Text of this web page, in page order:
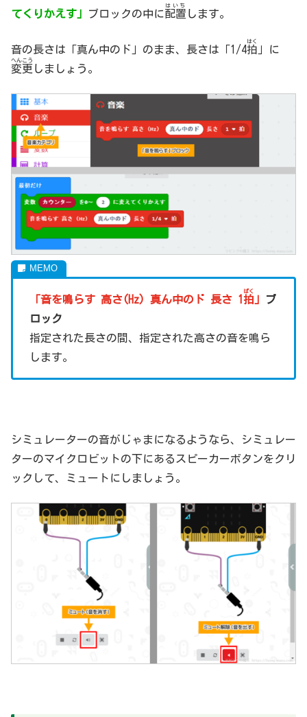
てくりかえす」 ブロックの中に配置
はいち
します。
音の長さは「真ん中のド」のまま、長さは「1/4拍
はく
」に
変更
へんこう
しましょう。
「音を鳴らす 高さ(Hz) 真ん中のド 長さ 1 拍
ぱく
ブ
ロック
指定された長さの間、指定された高さの音を鳴ら
します。
シミュレーターの音がじゃまになるようなら、シミュレー
ターのマイクロビットの下にあるスピーカーボタンをクリ
ックして、ミュートにしましょう。